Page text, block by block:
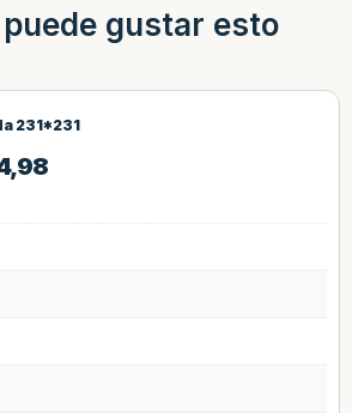
gustar esto
231*231